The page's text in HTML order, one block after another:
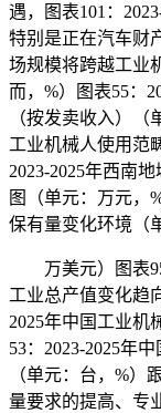
遇，图表101：
特别是正在汽车财
场规模将跨越工业
而，%）图表55：
（按发卖收入）（
工业机械人使用范
2023-2025年西南
图（单元：万元，
保有量变化环境（
万美元）图表95
工业总产值变化趋
2025年中国工业机
53：2023-2025年
（单元：台，%）
量要求的提高、专